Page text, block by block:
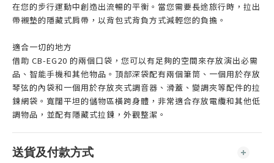
在您的步行運動中創造出流暢的平衡。當您需要長途旅行時，拉出
帶襯墊的隱藏式肩帶，以背包式背負方式減輕您的負擔。
適合一切的地方
借助 CB-EG20 的兩個口袋，您可以有足夠的空間來存放演出必需
品、智能手機和其他物品。頂部深袋配有兩個筆筒、一個用於存放
琴弦的內袋和一個用於存放夾式調音器、滑蓋、變調夾等配件的拉
鍊網袋。寬闊平坦的儲物區橫跨身體，非常適合存放電纜和其他低
調物品，並配有隱藏式拉鍊，外觀整潔。
送貨及付款方式